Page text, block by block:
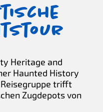
Heritage and
Haunted History
Reisegruppe trifft
Zugdepots von